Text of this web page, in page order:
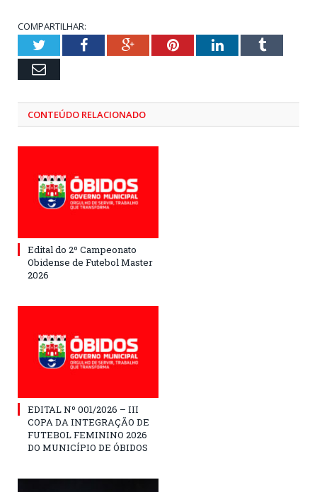
COMPARTILHAR:
TwitterFacebookGoogle+PinterestLinkedInTumblr
Email
CONTEÚDO RELACIONADO
Edital do 2º Campeonato
Obidense de Futebol Master
2026
EDITAL Nº 001/2026 – III
COPA DA INTEGRAÇÃO DE
FUTEBOL FEMININO 2026
DO MUNICÍPIO DE ÓBIDOS